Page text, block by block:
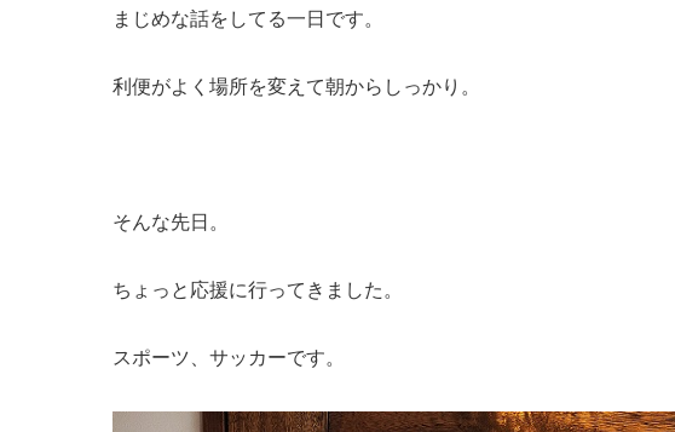
まじめな話をしてる一日です。
利便がよく場所を変えて朝からしっかり。
そんな先日。
ちょっと応援に行ってきました。
スポーツ、サッカーです。